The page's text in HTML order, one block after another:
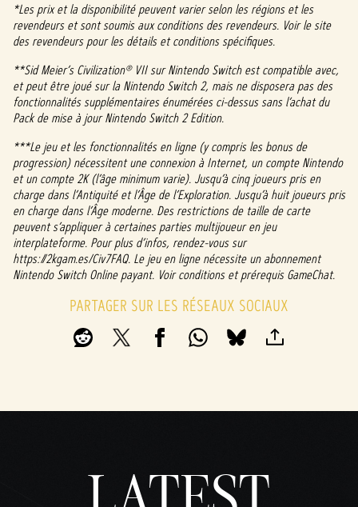
*Les prix et la disponibilité peuvent varier selon les régions et les
revendeurs et sont soumis aux conditions des revendeurs. Voir le site
des revendeurs pour les détails et conditions spécifiques.
**Sid Meier’s Civilization® VII sur Nintendo Switch est compatible avec,
et peut être joué sur la Nintendo Switch 2, mais ne disposera pas des
fonctionnalités supplémentaires énumérées ci-dessus sans l’achat du
Pack de mise à jour Nintendo Switch 2 Edition.
***Le jeu et les fonctionnalités en ligne (y compris les bonus de
progression) nécessitent une connexion à Internet, un compte Nintendo
et un compte 2K (l’âge minimum varie). Jusqu’à cinq joueurs pris en
charge dans l’Antiquité et l’Âge de l’Exploration. Jusqu’à huit joueurs pris
en charge dans l’Âge moderne. Des restrictions de taille de carte
peuvent s’appliquer à certaines parties multijoueur en jeu
interplateforme. Pour plus d’infos, rendez-vous sur
https://2kgam.es/Civ7FAQ. Le jeu en ligne nécessite un abonnement
Nintendo Switch Online payant. Voir conditions et prérequis GameChat.
PARTAGER SUR LES RÉSEAUX SOCIAUX